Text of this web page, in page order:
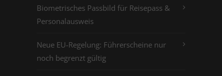
Biometrisches Passbild für Reisepass &
Personalausweis
Neue EU-Regelung: Führerscheine nur
noch begrenzt gültig